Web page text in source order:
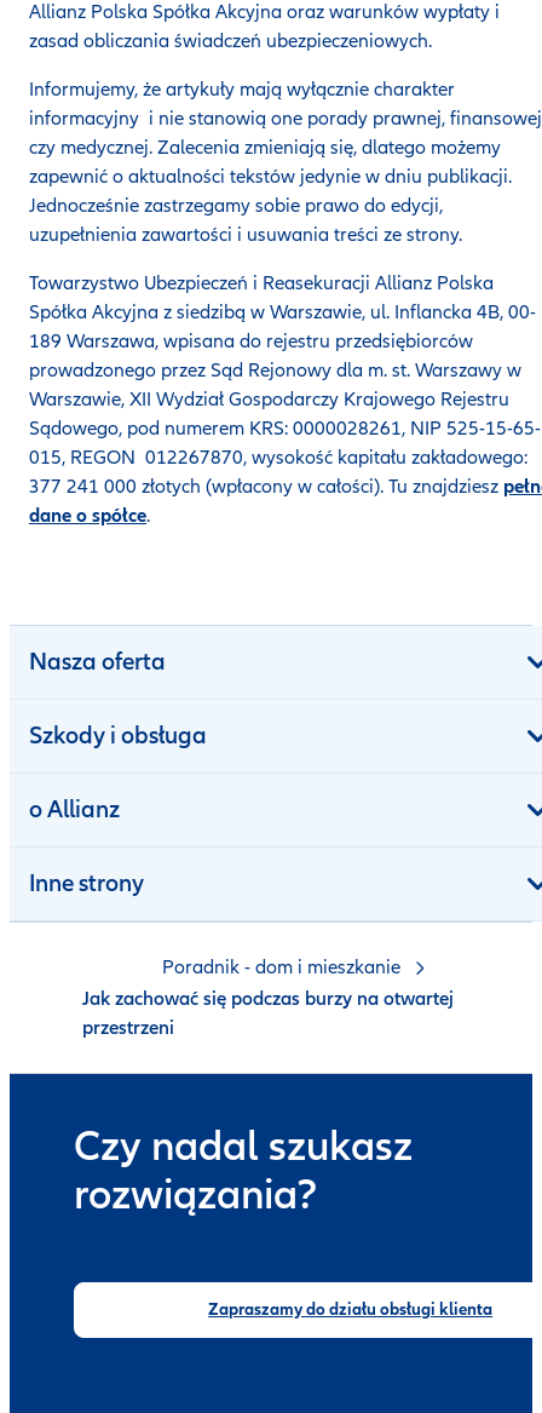
Allianz Polska Spółka Akcyjna oraz warunków wypłaty i
zasad obliczania świadczeń ubezpieczeniowych.
Informujemy, że artykuły mają wyłącznie charakter
informacyjny i nie stanowią one porady prawnej, finansowej
czy medycznej. Zalecenia zmieniają się, dlatego możemy
zapewnić o aktualności tekstów jedynie w dniu publikacji.
Jednocześnie zastrzegamy sobie prawo do edycji,
uzupełnienia zawartości i usuwania treści ze strony.
Towarzystwo Ubezpieczeń i Reasekuracji Allianz Polska
Spółka Akcyjna z siedzibą w Warszawie, ul. Inflancka 4B, 00-
189 Warszawa, wpisana do rejestru przedsiębiorców
prowadzonego przez Sąd Rejonowy dla m. st. Warszawy w
Warszawie, XII Wydział Gospodarczy Krajowego Rejestru
Sądowego, pod numerem KRS: 0000028261, NIP 525-15-65-
015, REGON 012267870, wysokość kapitału zakładowego:
377 241 000 złotych (wpłacony w całości). Tu znajdziesz
dane o spółce.
Nasza oferta
Szkody i obsługa
o Allianz
Inne strony
Czy nadal szukasz
rozwiązania?
Zapraszamy do działu obsługi klienta
Poradnik - dom i mieszkanie
Jak zachować się podczas burzy na otwartej
przestrzeni